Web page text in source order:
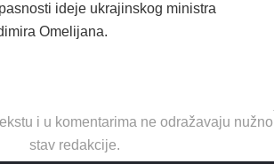
ideje ukrajinskog ministra
Omelijana.
i u komentarima ne odražavaju nužno
stav redakcije.